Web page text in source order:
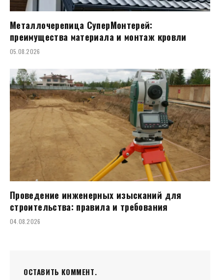
Металлочерепица СуперМонтерей:
преимущества материала и монтаж кровли
05.08.2026
Проведение инженерных изысканий для
строительства: правила и требования
04.08.2026
ОСТАВИТЬ КОММЕНТ.